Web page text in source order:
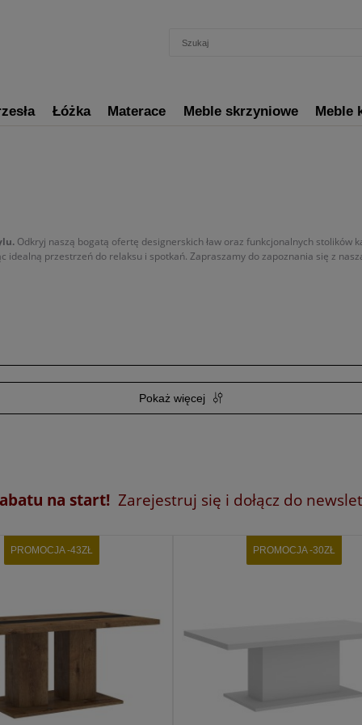
Łóżka Materace Meble skrzyniowe Meble
Odkryj naszą bogatą ofertę designerskich ław oraz funkcjonalnych stolików
idealną przestrzeń do relaksu i spotkań. Zapraszamy do zapoznania się z
Pokaż więcej
na start! Zarejestruj się i dołącz do
PROMOCJA -43ZŁ PROMOCJA -30ZŁ